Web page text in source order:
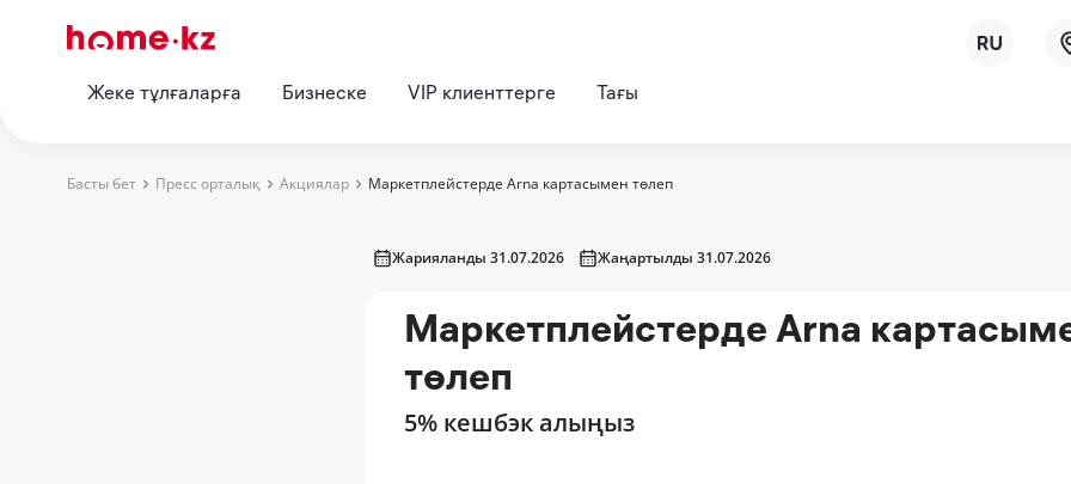
Жеке тұлғаларға Бизнеске VIP клиенттерге Тағы
Басты бет Пресс орталық Акциялар Маркетплейстерде Arna картасымен төлеп
Жарияланды 31.07.2026 Жаңартылды 31.07.2026
Маркетплейстерде Arna
төлеп
5% кешбэк алыңыз